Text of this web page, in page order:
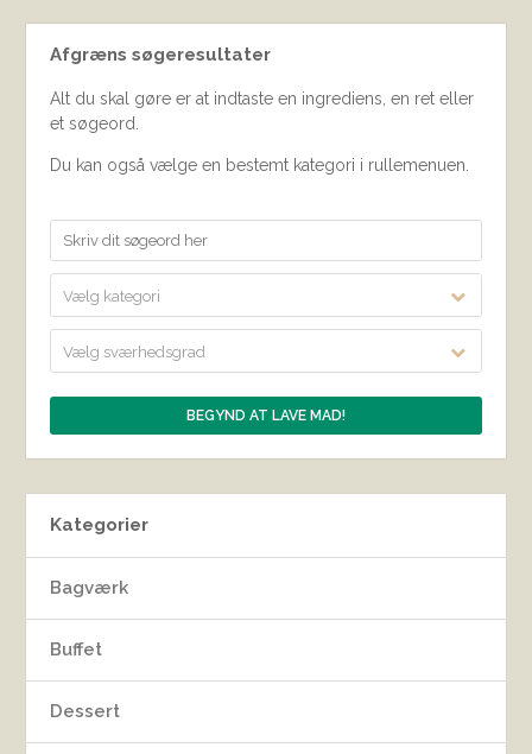
Afgræns søgeresultater
Alt du skal gøre er at indtaste en ingrediens, en ret eller
et søgeord.
Du kan også vælge en bestemt kategori i rullemenuen.
Vælg kategori
Vælg sværhedsgrad
Kategorier
Bagværk
Buffet
Dessert